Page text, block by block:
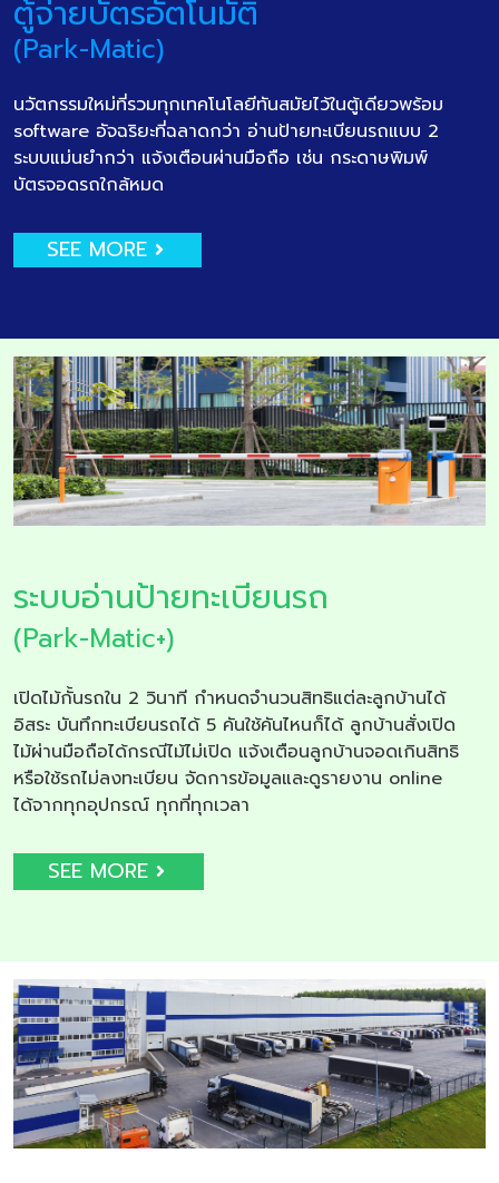
ตู้จ่ายบัตรอัตโนมัติ
(Park-Matic)
นวัตกรรมใหม่ที่รวมทุกเทคโนโลยีทันสมัยไว้ในตู้เดียวพร้อม
software อัจฉริยะที่ฉลาดกว่า อ่านป้ายทะเบียนรถแบบ 2
ระบบแม่นยำกว่า แจ้งเตือนผ่านมือถือ เช่น กระดาษพิมพ์
บัตรจอดรถใกล้หมด
SEE MORE
ระบบอ่านป้ายทะเบียนรถ
(Park-Matic+)
เปิดไม้กั้นรถใน 2 วินาที กำหนดจำนวนสิทธิแต่ละลูกบ้านได้
อิสระ บันทึกทะเบียนรถได้ 5 คันใช้คันไหนก็ได้ ลูกบ้านสั่งเปิด
ไม้ผ่านมือถือได้กรณีไม้ไม่เปิด แจ้งเตือนลูกบ้านจอดเกินสิทธิ
หรือใช้รถไม่ลงทะเบียน จัดการข้อมูลและดูรายงาน online
ได้จากทุกอุปกรณ์ ทุกที่ทุกเวลา
SEE MORE